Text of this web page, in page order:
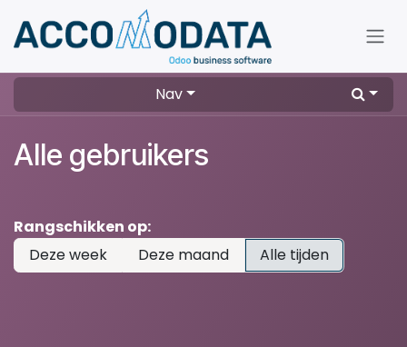
Overslaan naar inhoud
Nav
Alle gebruikers
Rangschikken op:
Deze week
Deze maand Alle tijden